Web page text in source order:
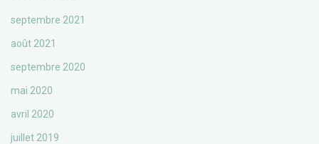
septembre 2021
août 2021
septembre 2020
mai 2020
avril 2020
juillet 2019